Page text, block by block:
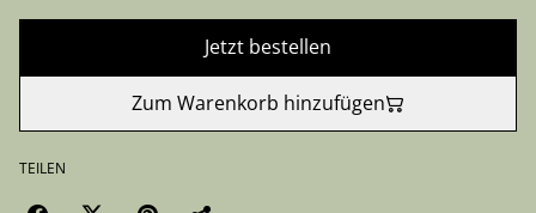
Jetzt bestellen
Zum Warenkorb hinzufügen
TEILEN